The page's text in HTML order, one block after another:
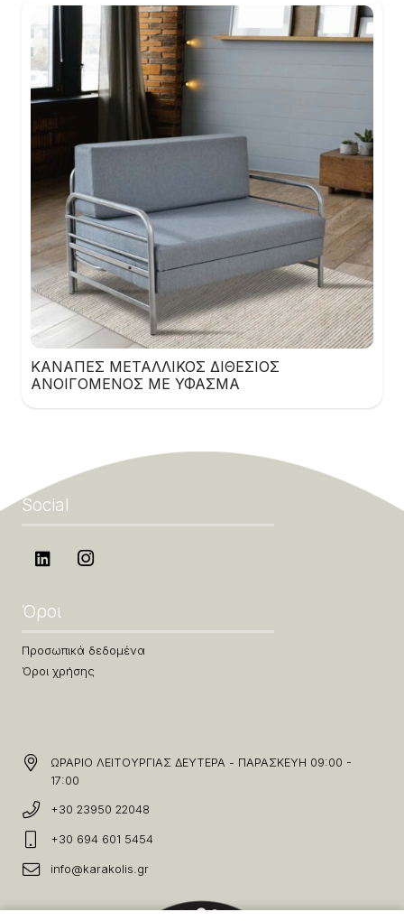
ΚΑΝΑΠΕΣ ΜΕΤΑΛΛΙΚΟΣ ΔΙΘΕΣΙΟΣ
ΑΝΟΙΓΟΜΕΝΟΣ ΜΕ ΥΦΑΣΜΑ
Social
Όροι
Προσωπικά δεδομένα
Όροι χρήσης
ΩΡΑΡΙΟ ΛΕΙΤΟΥΡΓΙΑΣ ΔΕΥΤΕΡΑ - ΠΑΡΑΣΚΕΥΗ 09:00 -
17:00
+30 23950 22048
+30 694 601 5454
info@karakolis.gr